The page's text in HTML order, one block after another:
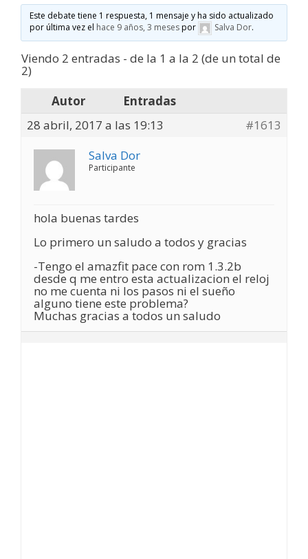
Este debate tiene 1 respuesta, 1 mensaje y ha sido actualizado
por última vez el hace 9 años, 3 mesespor Salva Dor.
Viendo 2 entradas - de la 1 a la 2 (de un total de
2)
Autor
Entradas
28 abril, 2017 a las 19:13
#1613
Salva Dor
Participante
hola buenas tardes
Lo primero un saludo a todos y gracias
-Tengo el amazfit pace con rom 1.3.2b
desde q me entro esta actualizacion el reloj
no me cuenta ni los pasos ni el sueño
alguno tiene este problema?
Muchas gracias a todos un saludo